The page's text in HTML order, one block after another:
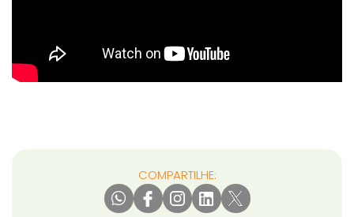
COMPARTILHE: